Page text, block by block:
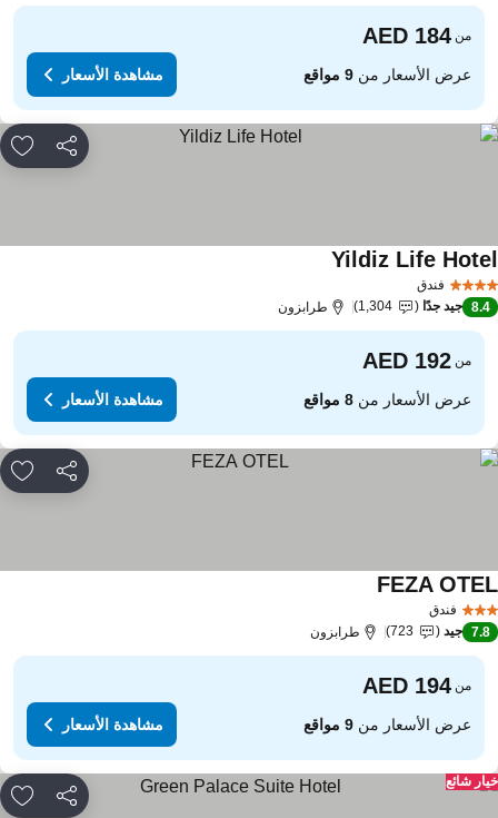
من
عرض الأسعار من9 مواقع مشاهدة الأسعار
مشاركة
فندق
Yildiz Lifeمشاهدة الأسعار
8.4 جيد جدًا 1,304 طرابزون
من
عرض الأسعار من8 مواقع مشاهدة الأسعار
مشاركة
فندق
FEZAمشاهدة الأسعار
7.8 جيد 723 طرابزون
من
عرض الأسعار من9 مواقع مشاهدة الأسعار
مشاركة
شائع